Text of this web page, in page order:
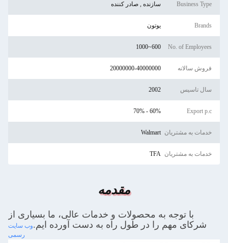
Business Type سازنده , صادر کننده
Brands یوتون
No. of Employees
600~1000
فروش سالانه 20000000-40000000
سال تاسیس 2002
Export p.c
60% - 70%
خدمات به مشتریان Walmart
خدمات به مشتریان TFA
مقدمه
با توجه به محصولات و خدمات عالی، ما بسیاری از
شرکای مهم را در طول راه به دست آورده ایم.وب سایت
رسمی